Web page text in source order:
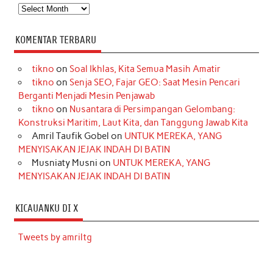
Arsip
KOMENTAR TERBARU
tikno on Soal Ikhlas, Kita Semua Masih Amatir
tikno on Senja SEO, Fajar GEO: Saat Mesin Pencari
Berganti Menjadi Mesin Penjawab
tikno on Nusantara di Persimpangan Gelombang:
Konstruksi Maritim, Laut Kita, dan Tanggung Jawab Kita
Amril Taufik Gobel on UNTUK MEREKA, YANG
MENYISAKAN JEJAK INDAH DI BATIN
Musniaty Musni on UNTUK MEREKA, YANG
MENYISAKAN JEJAK INDAH DI BATIN
KICAUANKU DI X
Tweets by amriltg